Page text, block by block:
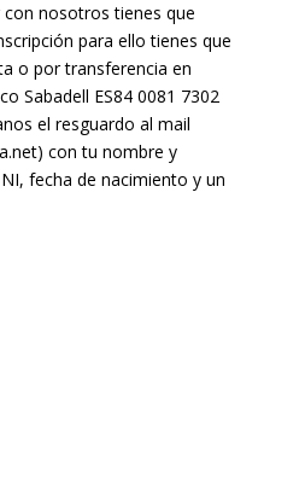
nosotros tienes que
para ello tienes que
o por transferencia en
Sabadell ES84 0081 7302
el resguardo al mail
con tu nombre y
fecha de nacimiento y un